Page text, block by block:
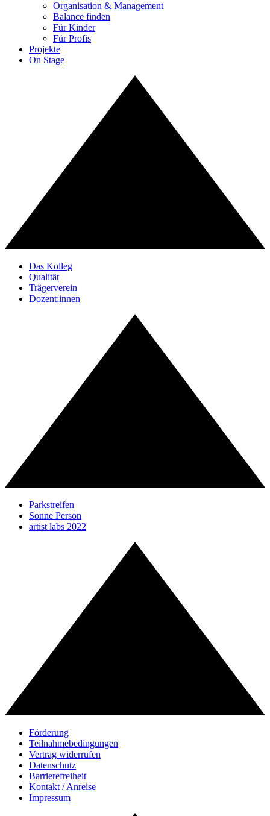
Organisation & Management
Balance finden
Für Kinder
Für Profis
Projekte
On Stage
Das Kolleg
Qualität
Trägerverein
Dozent:innen
Parkstreifen
Sonne Person
artist labs 2022
Förderung
Teilnahmebedingungen
Vertrag widerrufen
Datenschutz
Barrierefreiheit
Kontakt / Anreise
Impressum